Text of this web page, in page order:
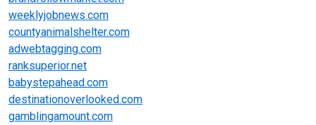
weeklyjobnews.com
countyanimalshelter.com
adwebtagging.com
ranksuperior.net
babystepahead.com
destinationoverlooked.com
gamblingamount.com